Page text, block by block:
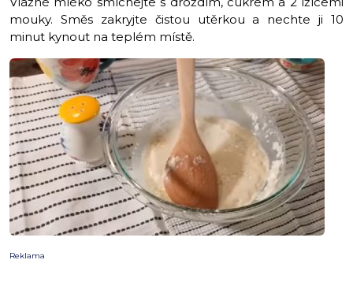
mouky. Směs zakryjte čistou utěrkou a nechte ji 10
minut kynout na teplém místě.
Reklama